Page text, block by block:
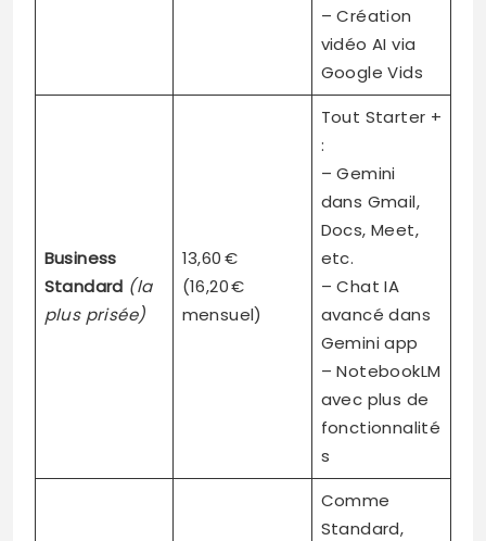
– Création
vidéo AI via
Google Vids
Business
Standard (la
plus prisée)
13,60 €
(16,20 €
mensuel)
Tout Starter +
:
– Gemini
dans Gmail,
Docs, Meet,
etc.
– Chat IA
avancé dans
Gemini app
– NotebookLM
avec plus de
fonctionnalité
s
Comme
Standard,